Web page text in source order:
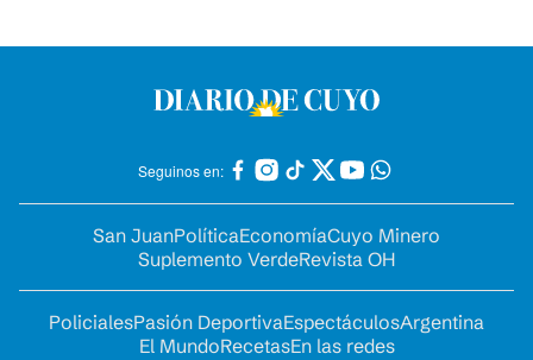
Seguinos en:
San JuanPolíticaEconomíaCuyo Minero
Suplemento VerdeRevista OH
PolicialesPasión DeportivaEspectáculosArgentina
El MundoRecetasEn las redes